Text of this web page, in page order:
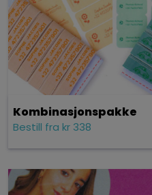
Kombinasjonspakke
Bestill fra kr 338